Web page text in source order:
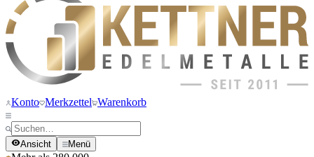
Konto Merkzettel Warenkorb
Ansicht Menü